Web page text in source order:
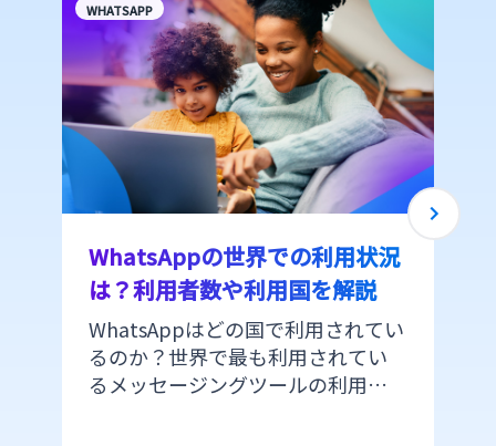
WHATSAPP
WhatsAppの世界での利用状況
は？利用者数や利用国を解説
WhatsAppはどの国で利用されてい
るのか？世界で最も利用されてい
るメッセージングツールの利用状